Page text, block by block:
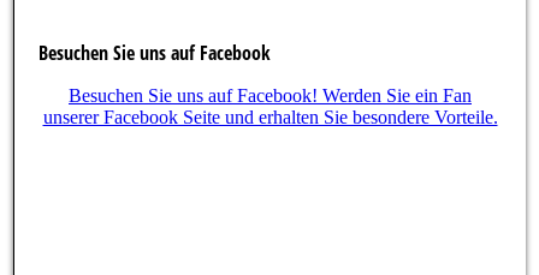
Besuchen Sie uns auf Facebook
Besuchen Sie uns auf Facebook! Werden Sie ein Fan
unserer Facebook Seite und erhalten Sie besondere Vorteile.